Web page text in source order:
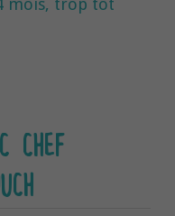
mois, trop tôt
CHEF